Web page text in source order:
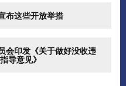
布这些开放举措
会印发《关于做好没收违
导意见》